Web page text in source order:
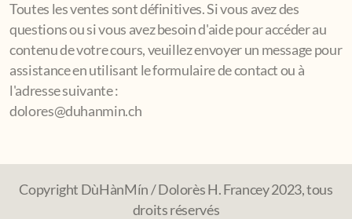
Toutes les ventes sont définitives. Si vous avez des
questions ou si vous avez besoin d'aide pour accéder au
contenu de votre cours, veuillez envoyer un message pour
assistance en utilisant le formulaire de contact ou à
l'adresse suivante :
dolores@duhanmin.ch
Copyright DùHànMín / Dolorès H. Francey 2023, tous
droits réservés